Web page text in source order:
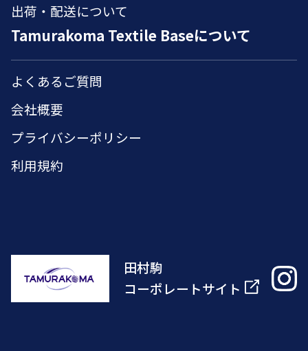
出荷・配送について
Tamurakoma Textile Baseについて
よくあるご質問
会社概要
プライバシーポリシー
利用規約
田村駒
コーポレートサイト